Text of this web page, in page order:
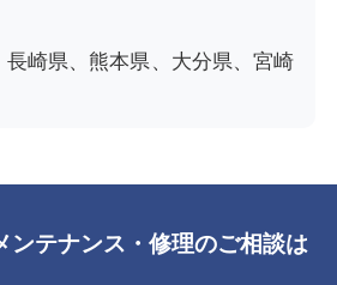
崎県、熊本県、大分県、宮崎
ンテナンス・修理のご相談は